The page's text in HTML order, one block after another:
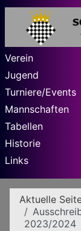
Verein
Jugend
Turniere/Events
Mannschaften
Tabellen
Historie
Links
Aktuelle
2023/2024